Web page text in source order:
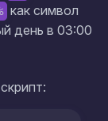
как символ
день в 03:00